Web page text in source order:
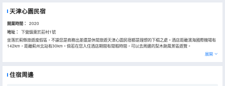
天津心園民宿
開業時間： 2020
地址：
下營鎮東於莊村1號
坐落於薊縣旅遊度假區，不論您是商務出差還是休閒旅遊天津心園民宿都是理想的下榻之處。酒店距離濱海國際機場有
142km，距離薊州北站有30km。倘若在您入住酒店期間有閒暇時間，可以去周邊的梨木颱風景區遊覽。
所有極具特色的客房都配備有空調，讓您感受到更加貼心細緻的入住體驗。浴室內提供拖鞋、24小時熱水和吹風機，讓
展開
住宿周邊